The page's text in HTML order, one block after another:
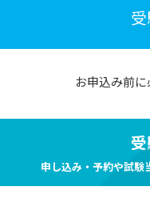
お申込み前に
申し込み・予約や試験